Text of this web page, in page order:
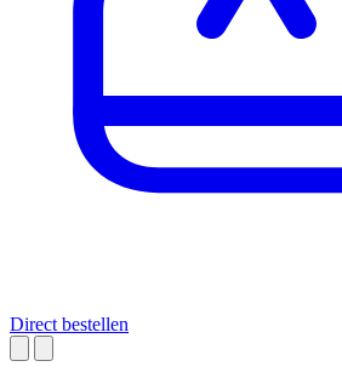
Direct bestellen